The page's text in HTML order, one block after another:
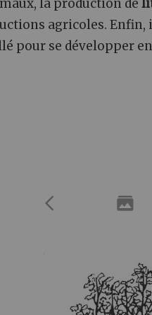
la production de
agricoles. Enfin,
pour se développer